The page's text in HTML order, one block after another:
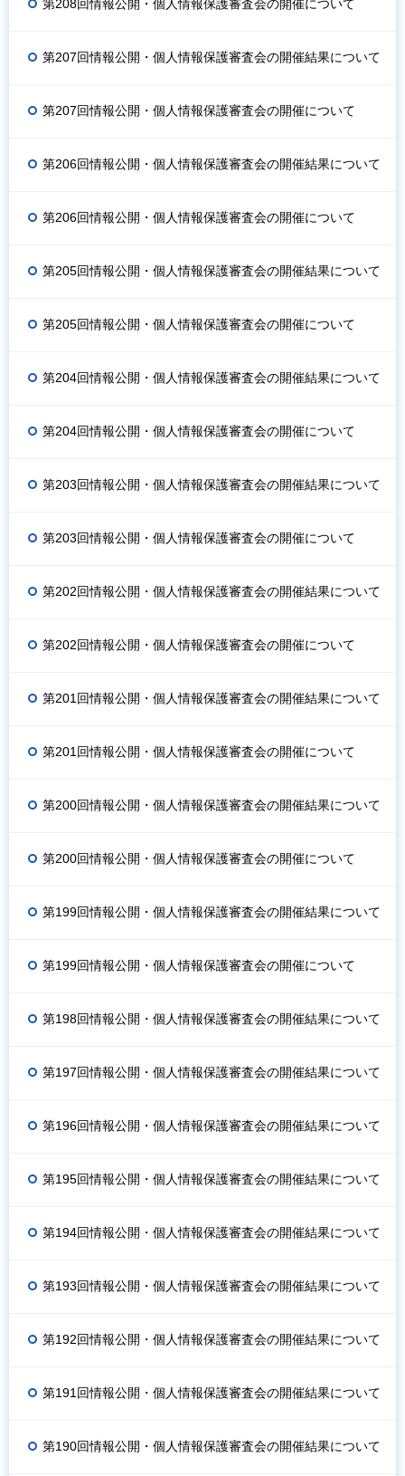
第208回情報公開・個人情報保護審査会の開催について
第207回情報公開・個人情報保護審査会の開催結果について
第207回情報公開・個人情報保護審査会の開催について
第206回情報公開・個人情報保護審査会の開催結果について
第206回情報公開・個人情報保護審査会の開催について
第205回情報公開・個人情報保護審査会の開催結果について
第205回情報公開・個人情報保護審査会の開催について
第204回情報公開・個人情報保護審査会の開催結果について
第204回情報公開・個人情報保護審査会の開催について
第203回情報公開・個人情報保護審査会の開催結果について
第203回情報公開・個人情報保護審査会の開催について
第202回情報公開・個人情報保護審査会の開催結果について
第202回情報公開・個人情報保護審査会の開催について
第201回情報公開・個人情報保護審査会の開催結果について
第201回情報公開・個人情報保護審査会の開催について
第200回情報公開・個人情報保護審査会の開催結果について
第200回情報公開・個人情報保護審査会の開催について
第199回情報公開・個人情報保護審査会の開催結果について
第199回情報公開・個人情報保護審査会の開催について
第198回情報公開・個人情報保護審査会の開催結果について
第197回情報公開・個人情報保護審査会の開催結果について
第196回情報公開・個人情報保護審査会の開催結果について
第195回情報公開・個人情報保護審査会の開催結果について
第194回情報公開・個人情報保護審査会の開催結果について
第193回情報公開・個人情報保護審査会の開催結果について
第192回情報公開・個人情報保護審査会の開催結果について
第191回情報公開・個人情報保護審査会の開催結果について
第190回情報公開・個人情報保護審査会の開催結果について